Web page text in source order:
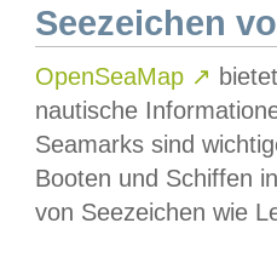
Seezeichen
OpenSeaMap ↗
nautische
Seamarks sind
Booten und Schiffen
von Seezeichen wie